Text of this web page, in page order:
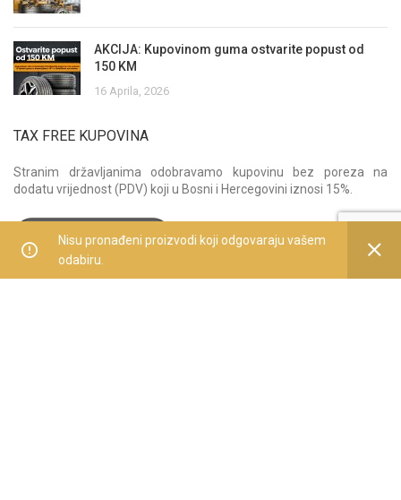
Nisu pronađeni proizvodi koji odgovaraju vašem
odabiru.
AKCIJA: Kupovinom guma ostvarite popust od
150 KM
16 Aprila, 2026
TAX FREE KUPOVINA
Stranim državljanima odobravamo kupovinu bez poreza na
dodatu vrijednost (PDV) koji u Bosni i Hercegovini iznosi 15%.